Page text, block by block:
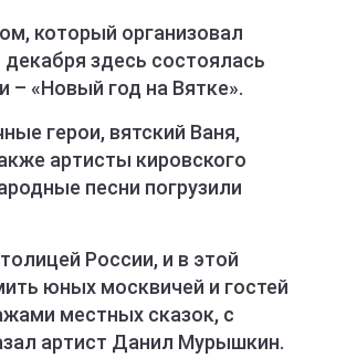
который организовал
здесь состоялась
– «Новый год на Вятке».
герои, вятский Ваня,
артисты кировского
песни погрузили
России, и в этой
юных москвичей и гостей
местных сказок, с
артист Данил Мурышкин.